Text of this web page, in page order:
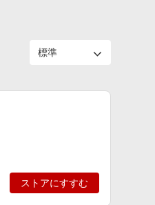
ストアにすすむ